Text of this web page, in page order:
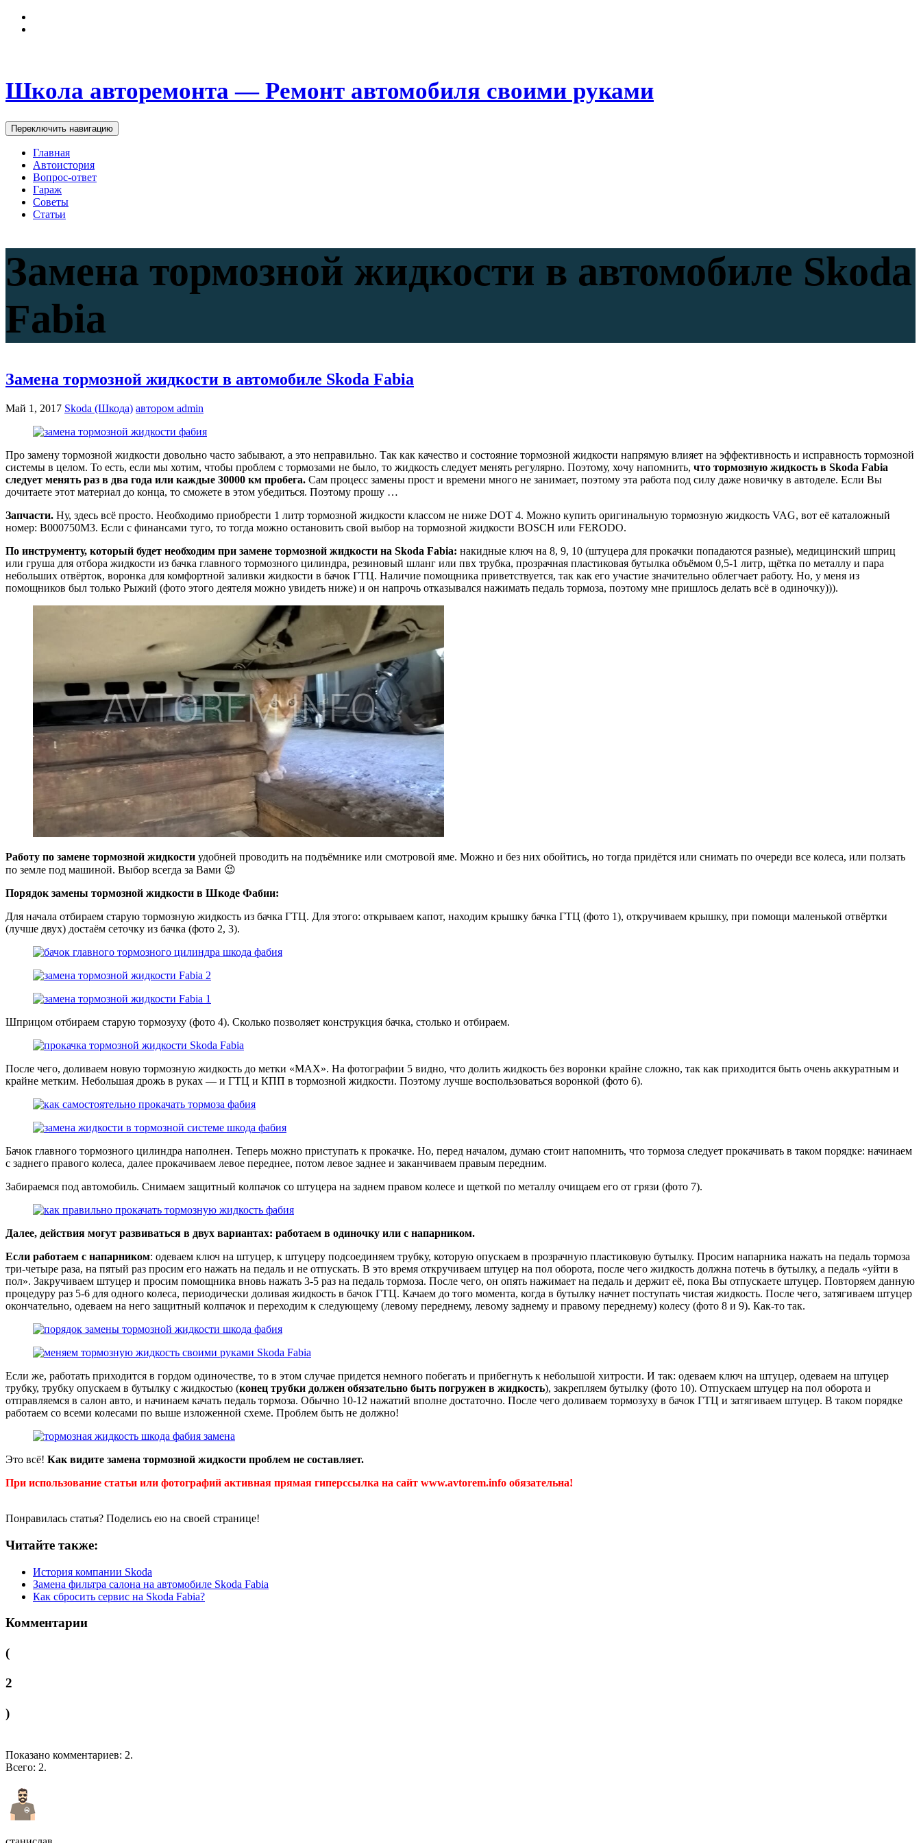
Школа авторемонта — Ремонт автомобиля своими руками
Переключить навигацию
Главная
Автоистория
Вопрос-ответ
Гараж
Советы
Статьи
Замена тормозной жидкости в автомобиле Skoda
Fabia
Замена тормозной жидкости в автомобиле Skoda Fabia
Май 1, 2017 Skoda (Шкода) автором admin
Про замену тормозной жидкости довольно часто забывают, а это неправильно. Так как качество и состояние тормозной жидкости напрямую влияет на эффективность и исправность тормозной
системы в целом. То есть, если мы хотим, чтобы проблем с тормозами не было, то жидкость следует менять регулярно. Поэтому, хочу напомнить, что тормозную жидкость в Skoda Fabia
следует менять раз в два года или каждые 30000 км пробега. Сам процесс замены прост и времени много не занимает, поэтому эта работа под силу даже новичку в автоделе. Если Вы
дочитаете этот материал до конца, то сможете в этом убедиться. Поэтому прошу …
Запчасти. Ну, здесь всё просто. Необходимо приобрести 1 литр тормозной жидкости классом не ниже DOT 4. Можно купить оригинальную тормозную жидкость VAG, вот её каталожный
номер: B000750M3. Если с финансами туго, то тогда можно остановить свой выбор на тормозной жидкости BOSCH или FERODO.
По инструменту, который будет необходим при замене тормозной жидкости на Skoda Fabia: накидные ключ на 8, 9, 10 (штуцера для прокачки попадаются разные), медицинский шприц
или груша для отбора жидкости из бачка главного тормозного цилиндра, резиновый шланг или пвх трубка, прозрачная пластиковая бутылка объёмом 0,5-1 литр, щётка по металлу и пара
небольших отвёрток, воронка для комфортной заливки жидкости в бачок ГТЦ. Наличие помощника приветствуется, так как его участие значительно облегчает работу. Но, у меня из
помощников был только Рыжий (фото этого деятеля можно увидеть ниже) и он напрочь отказывался нажимать педаль тормоза, поэтому мне пришлось делать всё в одиночку))).
Работу по замене тормозной жидкости удобней проводить на подъёмнике или смотровой яме. Можно и без них обойтись, но тогда придётся или снимать по очереди все колеса, или ползать
по земле под машиной. Выбор всегда за Вами 😉
Порядок замены тормозной жидкости в Шкоде Фабии:
Для начала отбираем старую тормозную жидкость из бачка ГТЦ. Для этого: открываем капот, находим крышку бачка ГТЦ (фото 1), откручиваем крышку, при помощи маленькой отвёртки
(лучше двух) достаём сеточку из бачка (фото 2, 3).
Шприцом отбираем старую тормозуху (фото 4). Сколько позволяет конструкция бачка, столько и отбираем.
После чего, доливаем новую тормозную жидкость до метки «МАХ». На фотографии 5 видно, что долить жидкость без воронки крайне сложно, так как приходится быть очень аккуратным и
крайне метким. Небольшая дрожь в руках — и ГТЦ и КПП в тормозной жидкости. Поэтому лучше воспользоваться воронкой (фото 6).
Бачок главного тормозного цилиндра наполнен. Теперь можно приступать к прокачке. Но, перед началом, думаю стоит напомнить, что тормоза следует прокачивать в таком порядке: начинаем
с заднего правого колеса, далее прокачиваем левое переднее, потом левое заднее и заканчиваем правым передним.
Забираемся под автомобиль. Снимаем защитный колпачок со штуцера на заднем правом колесе и щеткой по металлу очищаем его от грязи (фото 7).
Далее, действия могут развиваться в двух вариантах: работаем в одиночку или с напарником.
Если работаем с напарником: одеваем ключ на штуцер, к штуцеру подсоединяем трубку, которую опускаем в прозрачную пластиковую бутылку. Просим напарника нажать на педаль тормоза
три-четыре раза, на пятый раз просим его нажать на педаль и не отпускать. В это время откручиваем штуцер на пол оборота, после чего жидкость должна потечь в бутылку, а педаль «уйти в
пол». Закручиваем штуцер и просим помощника вновь нажать 3-5 раз на педаль тормоза. После чего, он опять нажимает на педаль и держит её, пока Вы отпускаете штуцер. Повторяем данную
процедуру раз 5-6 для одного колеса, периодически доливая жидкость в бачок ГТЦ. Качаем до того момента, когда в бутылку начнет поступать чистая жидкость. После чего, затягиваем штуцер
окончательно, одеваем на него защитный колпачок и переходим к следующему (левому переднему, левому заднему и правому переднему) колесу (фото 8 и 9). Как-то так.
Если же, работать приходится в гордом одиночестве, то в этом случае придется немного побегать и прибегнуть к небольшой хитрости. И так: одеваем ключ на штуцер, одеваем на штуцер
трубку, трубку опускаем в бутылку с жидкостью (конец трубки должен обязательно быть погружен в жидкость), закрепляем бутылку (фото 10). Отпускаем штуцер на пол оборота и
отправляемся в салон авто, и начинаем качать педаль тормоза. Обычно 10-12 нажатий вполне достаточно. После чего доливаем тормозуху в бачок ГТЦ и затягиваем штуцер. В таком порядке
работаем со всеми колесами по выше изложенной схеме. Проблем быть не должно!
Это всё! Как видите замена тормозной жидкости проблем не составляет.
При использование статьи или фотографий активная прямая гиперссылка на сайт www.avtorem.info обязательна!
Понравилась статья? Поделись ею на своей странице!
Читайте также:
История компании Skoda
Замена фильтра салона на автомобиле Skoda Fabia
Как сбросить сервис на Skoda Fabia?
Комментарии
(
2
)
Показано комментариев: 2.
Всего: 2.